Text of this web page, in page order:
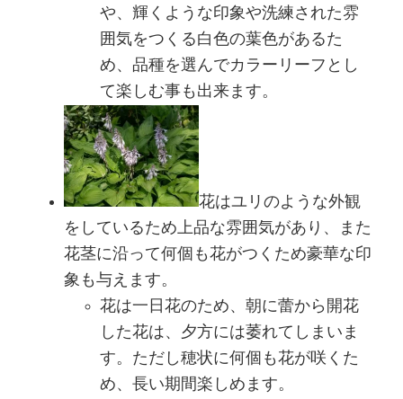
や、輝くような印象や洗練された雰
囲気をつくる白色の葉色があるた
め、品種を選んでカラーリーフとし
て楽しむ事も出来ます。
花はユリのような外観
をしているため上品な雰囲気があり、また
花茎に沿って何個も花がつくため豪華な印
象も与えます。
花は一日花のため、朝に蕾から開花
した花は、夕方には萎れてしまいま
す。ただし穂状に何個も花が咲くた
め、長い期間楽しめます。